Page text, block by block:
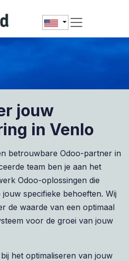
jouw
in Venlo
betrouwbare Odoo-partner in
team ben je aan het
Odoo-oplossingen die
specifieke behoeften. Wij
de waarde van een optimaal
voor de groei van jouw
het optimaliseren van jouw